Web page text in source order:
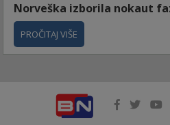
Norveška izborila nokaut
PROČITAJ VIŠE